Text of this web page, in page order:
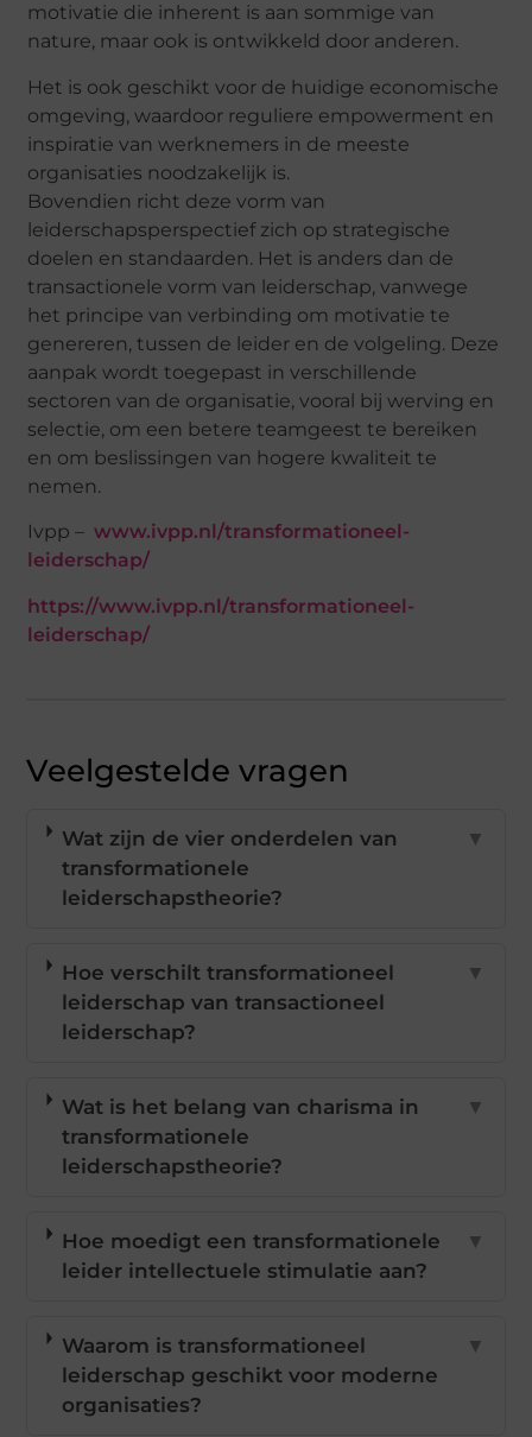
motivatie die inherent is aan sommige van
nature, maar ook is ontwikkeld door anderen.
Het is ook geschikt voor de huidige economische
omgeving, waardoor reguliere empowerment en
inspiratie van werknemers in de meeste
organisaties noodzakelijk is.
Bovendien richt deze vorm van
leiderschapsperspectief zich op strategische
doelen en standaarden. Het is anders dan de
transactionele vorm van leiderschap, vanwege
het principe van verbinding om motivatie te
genereren, tussen de leider en de volgeling. Deze
aanpak wordt toegepast in verschillende
sectoren van de organisatie, vooral bij werving en
selectie, om een betere teamgeest te bereiken
en om beslissingen van hogere kwaliteit te
nemen.
Ivpp –www.ivpp.nl/transformationeel-
leiderschap/
https://www.ivpp.nl/transformationeel-
leiderschap/
Veelgestelde vragen
Wat zijn de vier onderdelen van
transformationele
leiderschapstheorie?
▼
Hoe verschilt transformationeel
leiderschap van transactioneel
leiderschap?
▼
Wat is het belang van charisma in
transformationele
leiderschapstheorie?
▼
Hoe moedigt een transformationele
leider intellectuele stimulatie aan?
▼
Waarom is transformationeel
leiderschap geschikt voor moderne
organisaties?
▼